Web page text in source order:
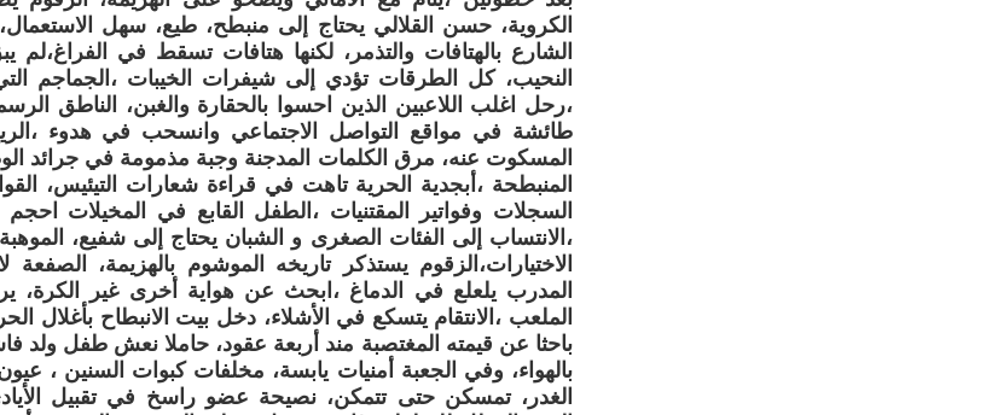
الكروية، حسن القلالي يحتاج إلى منبطح، طيع، سهل
الشارع بالهتافات والتذمر، لكنها هتافات تسقط في
النحيب، كل الطرقات تؤدي إلى شيفرات الخيبات ،الجماجم
،رحل اغلب اللاعبين الذين احسوا بالحقارة والغبن، الناطق
طائشة في مواقع التواصل الاجتماعي وانسحب في هدوء
المسكوت عنه، مرق الكلمات المدجنة وجبة مذمومة في جرائد
المنبطحة ،أبجدية الحرية تاهت في قراءة شعارات التيئيس،
السجلات وفواتير المقتنيات ،الطفل القابع في المخيلات
،الانتساب إلى الفئات الصغرى و الشبان يحتاج إلى شفيع،
الاختيارات،الزقوم يستذكر تاريخه الموشوم بالهزيمة،
المدرب يلعلع في الدماغ ،ابحث عن هواية أخرى غير
الملعب ،الانتقام يتسكع في الأشلاء، دخل بيت الانبطاح بأغلال
باحثا عن قيمته المغتصبة مند أربعة عقود، حاملا نعش طفل ولد
بالهواء، وفي الجعبة أمنيات يابسة، مخلفات كبوات السنين ،
الغدر، تمسكن حتى تتمكن، نصيحة عضو راسخ في تقبيل